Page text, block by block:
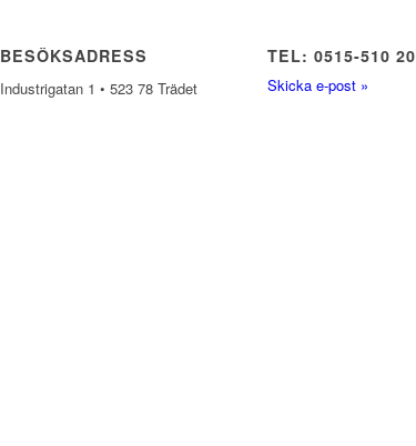
BESÖKSADRESS
Industrigatan 1 • 523 78 Trädet
TEL: 0515-510 20
Skicka e-post »